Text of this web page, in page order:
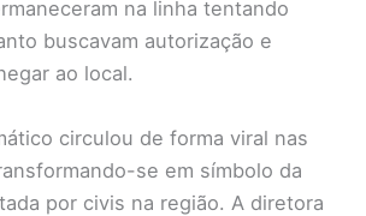
na linha tentando
buscavam autorização e
ao local.
circulou de forma viral nas
se em símbolo da
por civis na região. A diretora